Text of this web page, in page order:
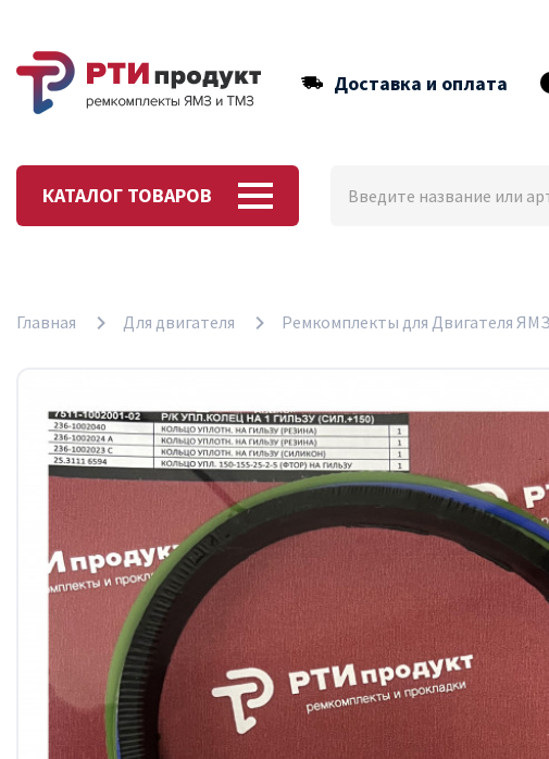
Доставка и оплата
КАТАЛОГ ТОВАРОВ
Главная Для двигателя Ремкомплекты для Двигателя